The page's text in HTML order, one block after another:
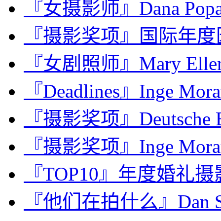
『女摄影师』Dana
『摄影奖项』国际年
『女剧照师』Mary
『Deadlines』Inge
『摄影奖项』Deutsche
『摄影奖项』Inge
『TOP10』年度婚礼
『他们在拍什么』Dan